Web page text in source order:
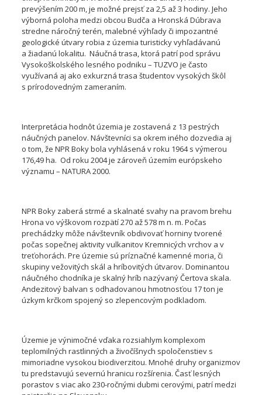
prevýšením 200 m, je možné prejsť za 2,5 až 3 hodiny. Jeho
výborná poloha medzi obcou Budča a Hronská Dúbrava
stredne náročný terén, malebné výhľady či impozantné
geologické útvary robia z územia turisticky vyhľadávanú
a žiadanú lokalitu. Náučná trasa, ktorá patrí pod správu
Vysokoškolského lesného podniku – TUZVO je často
využívaná aj ako exkurzná trasa študentov vysokých škôl
s prírodovedným zameraním.
Interpretácia hodnôt územia je zostavená z 13 pestrých
náučných panelov. Návštevníci sa okrem iného dozvedia aj
o tom, že NPR Boky bola vyhlásená v roku 1964 s výmerou
176,49 ha. Od roku 2004 je zároveň územím európskeho
významu – NATURA 2000.
NPR Boky zaberá strmé a skalnaté svahy na pravom brehu
Hrona vo výškovom rozpätí 270 až 578 m n. m. Počas
prechádzky môže návštevník obdivovať horniny tvorené
počas sopečnej aktivity vulkanitov Kremnicých vrchov a v
treťohorách. Pre územie sú príznačné kamenné moria, či
skupiny vežovitých skál a hríbovitých útvarov. Dominantou
náučného chodníka je skalný hríb nazývaný Čertova skala.
Andezitový balvan s odhadovanou hmotnosťou 17 ton je
úzkym krčkom spojený so zlepencovým podkladom.
Územie je výnimočné vďaka rozsiahlym komplexom
teplomilných rastlinných a živočíšnych spoločenstiev s
mimoriadne vysokou biodiverzitou. Mnohé druhy organizmov
tu predstavujú severnú hranicu rozšírenia. Časť lesných
porastov s viac ako 230-ročnými dubmi cerovými, patrí medzi